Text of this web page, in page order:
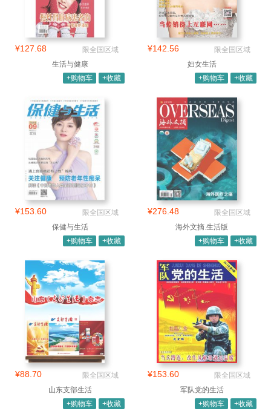
¥127.68
限全国区域
生活与健康
+购物车
+收藏
¥142.56
限全国区域
妇女生活
+购物车
+收藏
¥153.60
限全国区域
保健与生活
+购物车
+收藏
¥276.48
限全国区域
海外文摘.生活版
+购物车
+收藏
¥88.70
限全国区域
山东支部生活
+购物车
+收藏
¥153.60
限全国区域
军队党的生活
+购物车
+收藏